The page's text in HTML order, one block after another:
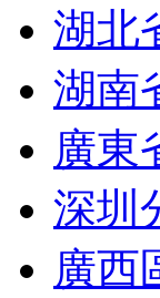
湖北
湖南
廣東
深圳
廣西